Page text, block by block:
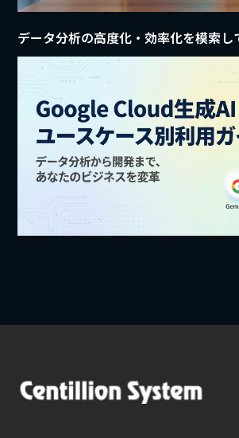
データ分析の高度化・効率化を模索し